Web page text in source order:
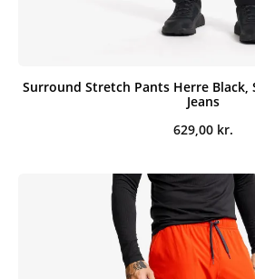
Surround Stretch Pants Herre Black,
Jeans
629,00 kr.